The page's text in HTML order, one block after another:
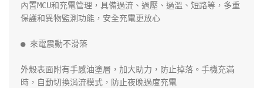
內置MCU和充電管理，具備過流、過壓、過溫、短路等，多重
保護和異物監測功能，安全充電更放心
● 來電震動不滑落
外殼表面附有手感油塗層，加大助力，防止掉落。手機充滿
時，自動切換涓流模式，防止夜晚過度充電